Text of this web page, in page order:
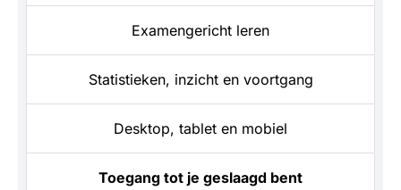
Examengericht leren
Statistieken, inzicht en voortgang
Desktop, tablet en mobiel
Toegang tot je geslaagd bent